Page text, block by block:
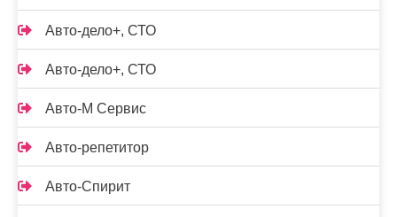
Авто-дело+, СТО
Авто-дело+, СТО
Авто-М Сервис
Авто-репетитор
Авто-Спирит